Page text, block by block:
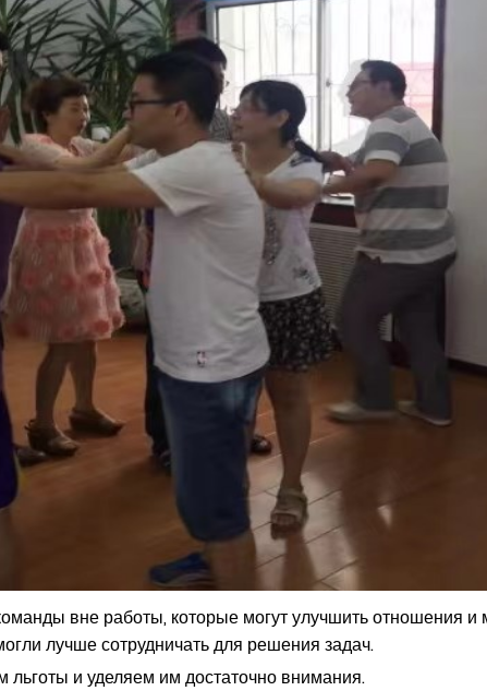
вне работы, которые могут улучшить отношения
лучше сотрудничать для решения задач.
и уделяем им достаточно внимания.